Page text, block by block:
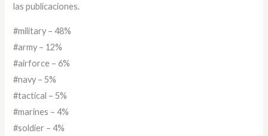
las publicaciones.
#military – 48%
#army – 12%
#airforce – 6%
#navy – 5%
#tactical – 5%
#marines – 4%
#soldier – 4%